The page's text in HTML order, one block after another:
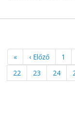
« ‹ Előző 1
22
23 24